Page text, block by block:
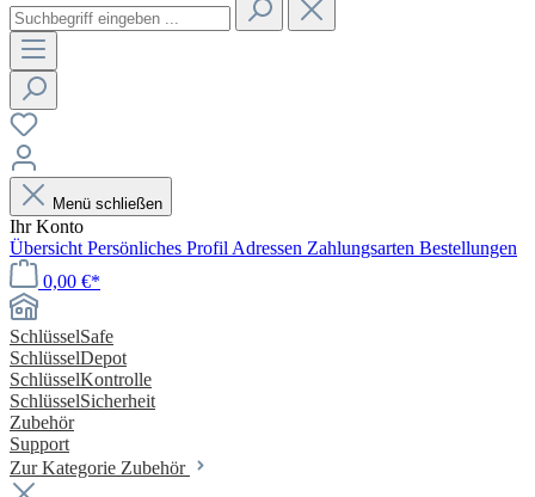
Menü schließen
Ihr Konto
Übersicht Persönliches Profil Adressen Zahlungsarten Bestellungen
0,00 €*
SchlüsselSafe
SchlüsselDepot
SchlüsselKontrolle
SchlüsselSicherheit
Zubehör
Support
Zur Kategorie Zubehör